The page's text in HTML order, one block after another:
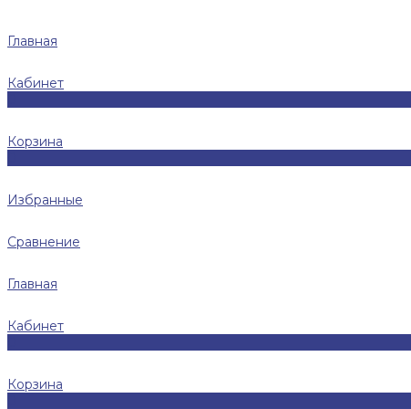
Главная
Кабинет
Корзина
Избранные
Сравнение
Главная
Кабинет
Корзина